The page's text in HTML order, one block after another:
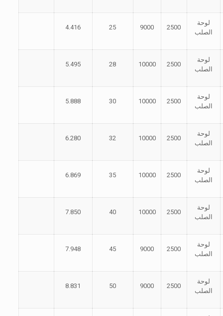
لوحة
الصلب
2500
9000
25
4.416
لوحة
الصلب
2500
10000
28
5.495
لوحة
الصلب
2500
10000
30
5.888
لوحة
الصلب
2500
10000
32
6.280
لوحة
الصلب
2500
10000
35
6.869
لوحة
الصلب
2500
10000
40
7.850
لوحة
الصلب
2500
9000
45
7.948
لوحة
الصلب
2500
9000
50
8.831